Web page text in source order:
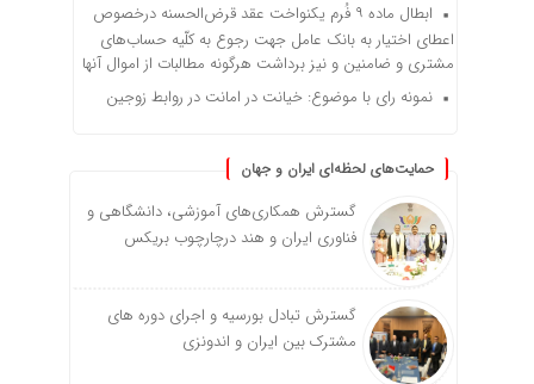
ابطال ماده ۹ فُرم یکنواخت عقد قرض‌الحسنه درخصوص
اعطای اختیار به بانک عامل جهت رجوع به کلّیه حساب‌های
مشتری و ضامنین و نیز برداشت هرگونه مطالبات از اموال آنها
نمونه رای با موضوع: خیانت در امانت در روابط زوجین
حمایت‌های لحظه‌ای ایران و جهان
گسترش همکاری‌های آموزشی، دانشگاهی و
فناوری ایران و هند درچارچوب بریکس
گسترش تبادل بورسیه و اجرای دوره های
مشترک بین ایران و اندونزی